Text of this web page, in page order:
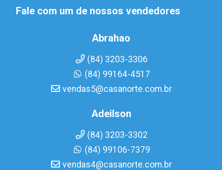
Fale com um de nossos vendedores
Abrahao
(84) 3203-3306
(84) 99164-4517
vendas5@casanorte.com.br
Adeilson
(84) 3203-3302
(84) 99106-7379
vendas4@casanorte.com.br